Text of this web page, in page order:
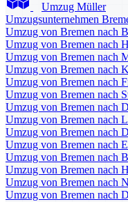
Umzug Müller
Umzugsunternehmen
Umzug von Bremen nach
Umzug von Bremen nach
Umzug von Bremen nach
Umzug von Bremen nach
Umzug von Bremen nach
Umzug von Bremen nach
Umzug von Bremen nach
Umzug von Bremen nach
Umzug von Bremen nach
Umzug von Bremen nach
Umzug von Bremen nach
Umzug von Bremen nach
Umzug von Bremen nach
Umzug von Bremen nach